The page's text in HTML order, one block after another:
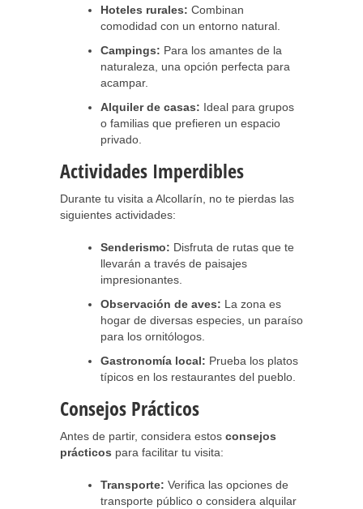
Hoteles rurales: Combinan
comodidad con un entorno natural.
Campings: Para los amantes de la
naturaleza, una opción perfecta para
acampar.
Alquiler de casas: Ideal para grupos
o familias que prefieren un espacio
privado.
Actividades Imperdibles
Durante tu visita a Alcollarín, no te pierdas las
siguientes actividades:
Senderismo: Disfruta de rutas que te
llevarán a través de paisajes
impresionantes.
Observación de aves: La zona es
hogar de diversas especies, un paraíso
para los ornitólogos.
Gastronomía local: Prueba los platos
típicos en los restaurantes del pueblo.
Consejos Prácticos
Antes de partir, considera estos consejos
prácticos para facilitar tu visita:
Transporte: Verifica las opciones de
transporte público o considera alquilar